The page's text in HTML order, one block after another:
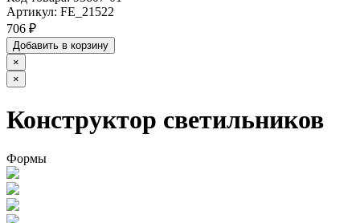
Артикул: FE_21522
706 ₽
Добавить в корзину
×
×
Конструктор светильников
Формы